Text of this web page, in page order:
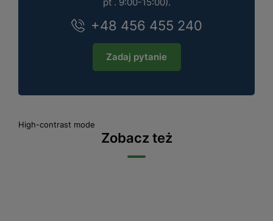
+48 456 455 240
Zadaj pytanie
High-contrast mode
Zobacz też